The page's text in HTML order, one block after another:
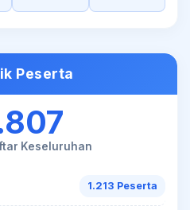
Peserta
Keseluruhan
1.213 Peserta